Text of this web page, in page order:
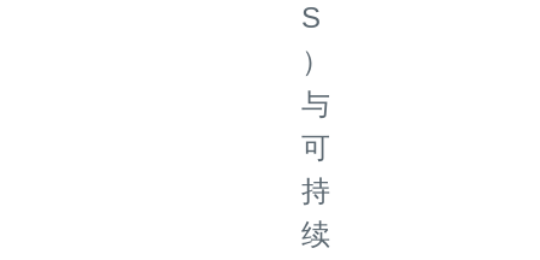
S
）
与
可
持
续